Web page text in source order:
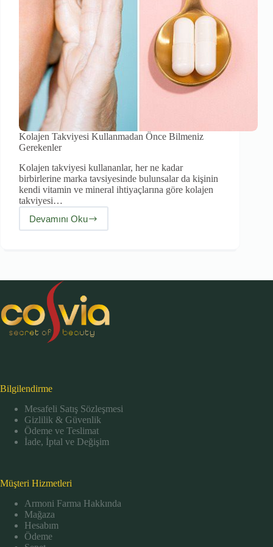
Kolajen Takviyesi Kullanmadan Önce Bilmeniz
Gerekenler
Kolajen takviyesi kullananlar, her ne kadar
birbirlerine marka tavsiyesinde bulunsalar da kişinin
kendi vitamin ve mineral ihtiyaçlarına göre kolajen
takviyesi…
Devamını Oku
Kolajen
Takviyesi
Bilgilendirme
Mesafeli Satış Sözleşmesi
Gizlilik & Güvenlik
Ödeme ve Teslimat
İade, İptal ve Değişim
Müşteri Hizmetleri
Armoni Farma Hakkında
Mağaza
Hesabım
Ödeme